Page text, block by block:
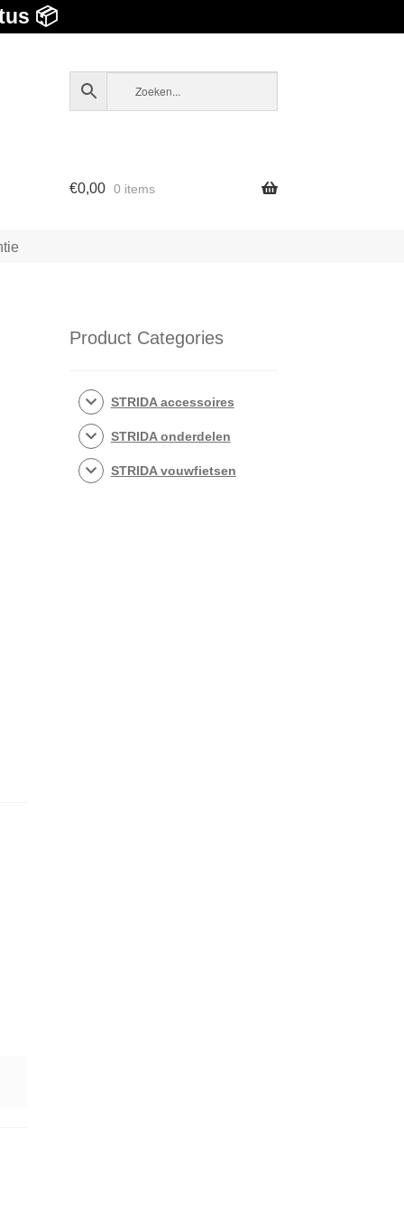
📦
€0,00 0 items
Product Categories
STRIDA accessoires
STRIDA onderdelen
STRIDA vouwfietsen